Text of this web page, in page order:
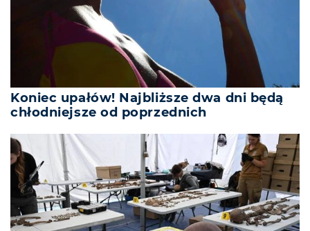
Koniec upałów! Najbliższe dwa dni będą
chłodniejsze od poprzednich